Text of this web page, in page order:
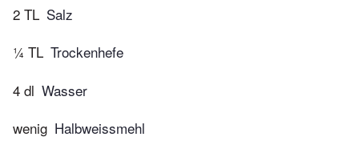
2 TL Salz
¼ TL Trockenhefe
4 dl Wasser
wenig Halbweissmehl